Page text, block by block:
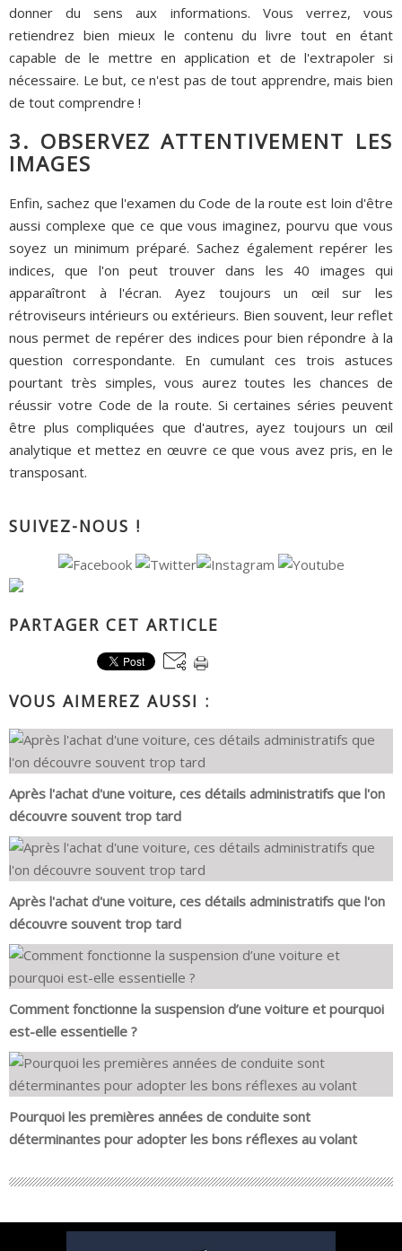
donner du sens aux informations. Vous verrez, vous
retiendrez bien mieux le contenu du livre tout en étant
capable de le mettre en application et de l'extrapoler si
nécessaire. Le but, ce n'est pas de tout apprendre, mais bien
de tout comprendre !
3. OBSERVEZ ATTENTIVEMENT LES
IMAGES
Enfin, sachez que l'examen du Code de la route est loin d'être
aussi complexe que ce que vous imaginez, pourvu que vous
soyez un minimum préparé. Sachez également repérer les
indices, que l'on peut trouver dans les 40 images qui
apparaîtront à l'écran. Ayez toujours un œil sur les
rétroviseurs intérieurs ou extérieurs. Bien souvent, leur reflet
nous permet de repérer des indices pour bien répondre à la
question correspondante. En cumulant ces trois astuces
pourtant très simples, vous aurez toutes les chances de
réussir votre Code de la route. Si certaines séries peuvent
être plus compliquées que d'autres, ayez toujours un œil
analytique et mettez en œuvre ce que vous avez pris, en le
transposant.
SUIVEZ-NOUS !
PARTAGER CET ARTICLE
VOUS AIMEREZ AUSSI :
Après l'achat d'une voiture, ces détails administratifs que l'on
découvre souvent trop tard
Après l'achat d'une voiture, ces détails administratifs que l'on
découvre souvent trop tard
Comment fonctionne la suspension d’une voiture et pourquoi
est-elle essentielle ?
Pourquoi les premières années de conduite sont
déterminantes pour adopter les bons réflexes au volant